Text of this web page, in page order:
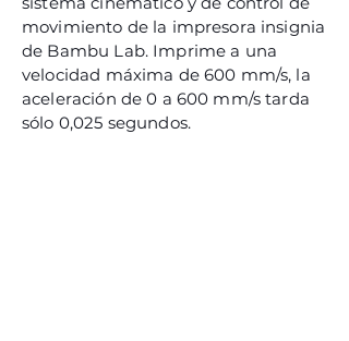
movimiento de la impresora insignia
de Bambu Lab. Imprime a una
velocidad máxima de 600 mm/s, la
aceleración de 0 a 600 mm/s tarda
sólo 0,025 segundos.